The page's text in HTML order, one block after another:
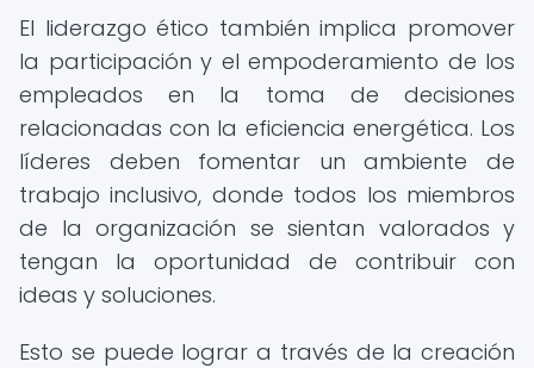
El liderazgo ético también implica promover
la participación y el empoderamiento de los
empleados en la toma de decisiones
relacionadas con la eficiencia energética. Los
líderes deben fomentar un ambiente de
trabajo inclusivo, donde todos los miembros
de la organización se sientan valorados y
tengan la oportunidad de contribuir con
ideas y soluciones.
Esto se puede lograr a través de la creación